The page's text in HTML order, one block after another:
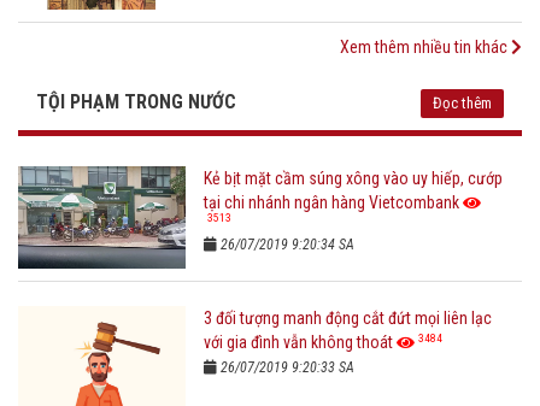
Xem thêm nhiều tin khác
TỘI PHẠM TRONG NƯỚC Đọc thêm
Kẻ bịt mặt cầm súng xông vào uy hiếp, cướp
tại chi nhánh ngân hàng Vietcombank
3513
26/07/2019 9:20:34 SA
3 đối tượng manh động cắt đứt mọi liên lạc
với gia đình vẫn không thoát
3484
26/07/2019 9:20:33 SA